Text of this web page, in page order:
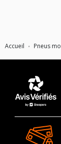
Accueil Pneus